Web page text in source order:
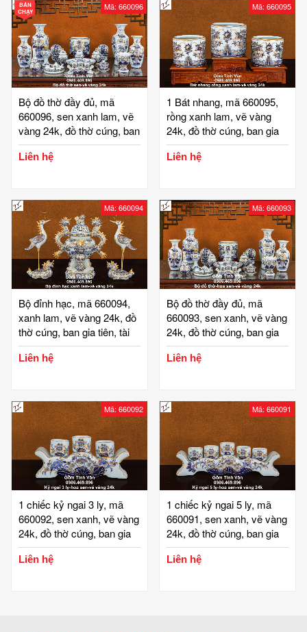
BÁN
CHẠY
Mã: 660096
Bộ đồ thờ đầy đủ, mã
660096, sen xanh lam, vẽ
vàng 24k, đồ thờ cúng, ban
gia tiên, tài địa, phật, ông
táo, gốm bát tràng, tinh vân
Liên hệ
Mã: 660095
1 Bát nhang, mã 660095,
rồng xanh lam, vẽ vàng
24k, đồ thờ cúng, ban gia
tiên, tài địa, phật, ông táo,
gốm bát tràng, tinh vân
Liên hệ
Mã: 660094
Bộ đỉnh hạc, mã 660094,
xanh lam, vẽ vàng 24k, đồ
thờ cúng, ban gia tiên, tài
địa, phật, ông táo, gốm bát
tràng, tinh vân
Liên hệ
Mã: 660093
Bộ đồ thờ đầy đủ, mã
660093, sen xanh, vẽ vàng
24k, đồ thờ cúng, ban gia
tiên, tài địa, phật, ông táo,
gốm bát tràng, tinh vân
Liên hệ
Mã: 660092
1 chiếc kỷ ngai 3 ly, mã
660092, sen xanh, vẽ vàng
24k, đồ thờ cúng, ban gia
tiên, tài địa, phật, ông táo,
gốm bát tràng, tinh vân
Liên hệ
Mã: 660091
1 chiếc kỷ ngai 5 ly, mã
660091, sen xanh, vẽ vàng
24k, đồ thờ cúng, ban gia
tiên, tài địa, phật, ông táo,
gốm bát tràng, tinh vân
Liên hệ